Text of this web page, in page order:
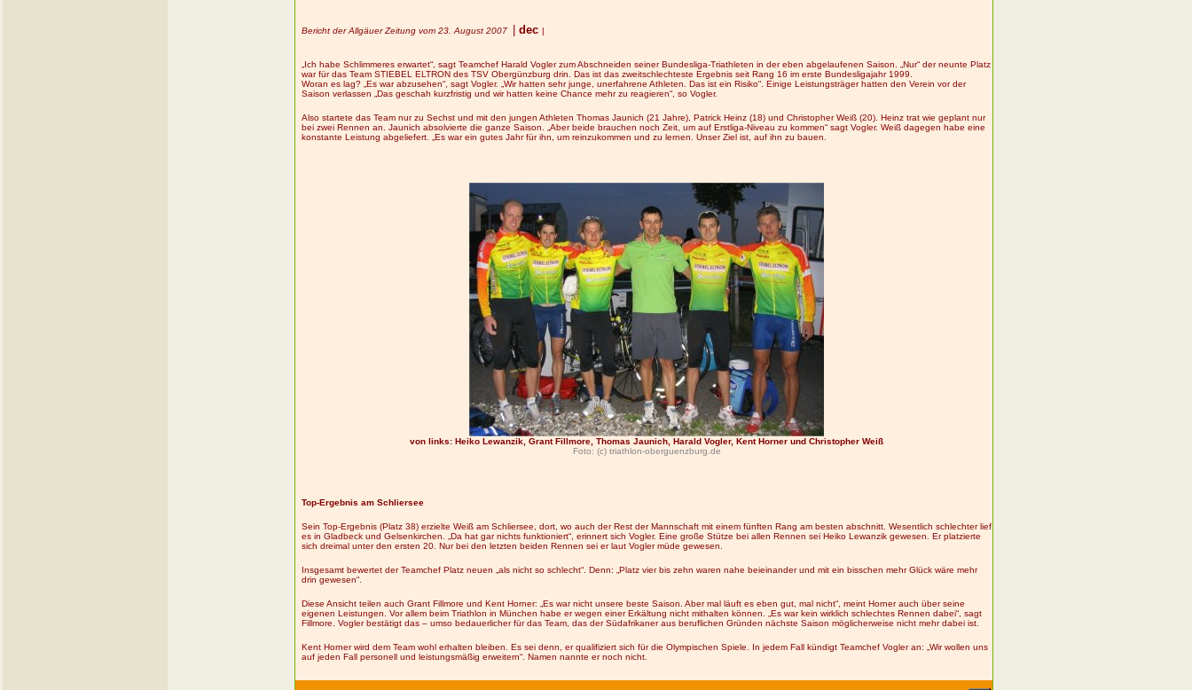
Bericht der Allgäuer Zeitung vom 23. August 2007 dec |
„Ich habe Schlimmeres erwartet“, sagt Teamchef Harald Vogler zum Abschneiden seiner Bundesliga-Triathleten in der eben abgelaufenen Saison. „Nur“ der neunte Platz
war für das Team STIEBEL ELTRON des TSV Obergünzburg drin. Das ist das zweitschlechteste Ergebnis seit Rang 16 im erste Bundesligajahr 1999.
Woran es lag? „Es war abzusehen“, sagt Vogler. „Wir hatten sehr junge, unerfahrene Athleten. Das ist ein Risiko“. Einige Leistungsträger hatten den Verein vor der
Saison verlassen „Das geschah kurzfristig und wir hatten keine Chance mehr zu reagieren“, so Vogler.
Also startete das Team nur zu Sechst und mit den jungen Athleten Thomas Jaunich (21 Jahre), Patrick Heinz (18) und Christopher Weiß (20). Heinz trat wie geplant nur
bei zwei Rennen an. Jaunich absolvierte die ganze Saison. „Aber beide brauchen noch Zeit, um auf Erstliga-Niveau zu kommen“ sagt Vogler. Weiß dagegen habe eine
konstante Leistung abgeliefert. „Es war ein gutes Jahr für ihn, um reinzukommen und zu lernen. Unser Ziel ist, auf ihn zu bauen.
von links: Heiko Lewanzik, Grant Fillmore, Thomas Jaunich, Harald Vogler, Kent Horner und Christopher Weiß
Foto: (c) triathlon-oberguenzburg.de
Top-Ergebnis am Schliersee
Sein Top-Ergebnis (Platz 38) erzielte Weiß am Schliersee, dort, wo auch der Rest der Mannschaft mit einem fünften Rang am besten abschnitt. Wesentlich schlechter lief
es in Gladbeck und Gelsenkirchen. „Da hat gar nichts funktioniert“, erinnert sich Vogler. Eine große Stütze bei allen Rennen sei Heiko Lewanzik gewesen. Er platzierte
sich dreimal unter den ersten 20. Nur bei den letzten beiden Rennen sei er laut Vogler müde gewesen.
Insgesamt bewertet der Teamchef Platz neuen „als nicht so schlecht“. Denn: „Platz vier bis zehn waren nahe beieinander und mit ein bisschen mehr Glück wäre mehr
drin gewesen“.
Diese Ansicht teilen auch Grant Fillmore und Kent Horner: „Es war nicht unsere beste Saison. Aber mal läuft es eben gut, mal nicht“, meint Horner auch über seine
eigenen Leistungen. Vor allem beim Triathlon in München habe er wegen einer Erkältung nicht mithalten können. „Es war kein wirklich schlechtes Rennen dabei“, sagt
Fillmore. Vogler bestätigt das – umso bedauerlicher für das Team, das der Südafrikaner aus beruflichen Gründen nächste Saison möglicherweise nicht mehr dabei ist.
Kent Horner wird dem Team wohl erhalten bleiben. Es sei denn, er qualifiziert sich für die Olympischen Spiele. In jedem Fall kündigt Teamchef Vogler an: „Wir wollen uns
auf jeden Fall personell und leistungsmäßig erweitern“. Namen nannte er noch nicht.